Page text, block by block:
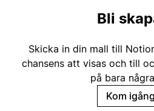
Bli
Skicka in din mall till
chansens att visas och till
på bara
Kom igång